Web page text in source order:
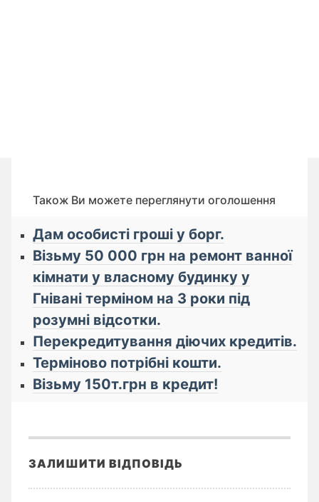
Також Ви можете переглянути оголошення
Дам особисті гроші у борг.
Візьму 50 000 грн на ремонт ванної
кімнати у власному будинку у
Гнівані терміном на 3 роки під
розумні відсотки.
Перекредитування діючих кредитів.
Терміново потрібні кошти.
Візьму 150т.грн в кредит!
ЗАЛИШИТИ ВІДПОВІДЬ